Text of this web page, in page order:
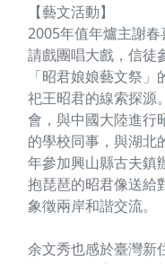
【藝文活動】
2005年值年爐主謝
請戲團唱大戲，信徒
「昭君娘娘藝文祭
祀王昭君的線索探源
會，與中國大陸進行
的學校同事，與湖北
年參加興山縣古夫鎮
抱琵琶的昭君像送給
象徵兩岸和諧交流。
余文秀也感於臺灣新